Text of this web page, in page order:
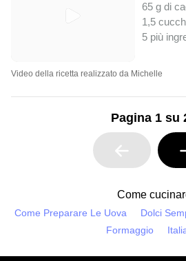
65 g di
1,5
5 più
Video della ricetta realizzato da Michelle
Pagina 1 su
Come
Come Preparare Le Uova Dolci
Formaggio